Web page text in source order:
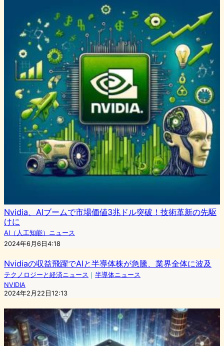
Nvidia、AIブームで市場価値3兆ドル突破！技術革新の先駆
けに
AI（人工知能）ニュース
2024年6月6日4:18
Nvidiaの収益飛躍でAIと半導体株が急騰、業界全体に波及
テクノロジーと経済ニュース ｜ 半導体ニュース
NVIDIA
2024年2月22日12:13